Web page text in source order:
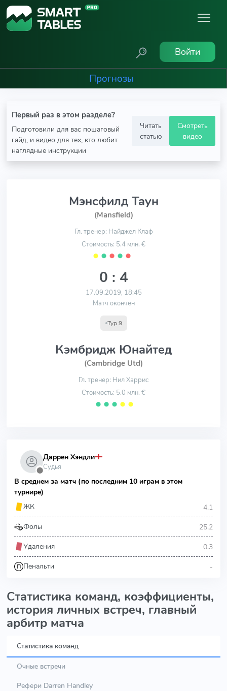
Войти
Прогнозы
Первый раз в этом разделе?
Подготовили для вас пошаговый
гайд, и видео для тех, кто любит
наглядные инструкции
Читать
статью
Смотреть
видео
Мэнсфилд Таун
(Mansfield)
Гл. тренер: Найджел Клаф
Стоимость: 5.4 млн. €
⬤ ⬤ ⬤ ⬤ ⬤
0 : 4
17.09.2019, 18:45
Матч окончен
Тур 9
Кэмбридж Юнайтед
(Cambridge Utd)
Гл. тренер: Нил Харрис
Стоимость: 5.0 млн. €
⬤ ⬤ ⬤ ⬤ ⬤
⬤
Даррен Хэндли
Судья
В среднем за матч (по последним 10 играм в этом
турнире)
ЖК
4.1
Фолы 25.2
Удаления 0.3
Пенальти -
Статистика команд, коэффициенты,
история личных встреч, главный
арбитр матча
Статистика команд
Очные встречи
Рефери Darren Handley